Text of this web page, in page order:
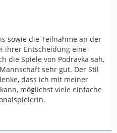
sowie die Teilnahme an der
ihrer Entscheidung eine
die Spiele von Podravka sah,
sehr gut. Der Stil
dass ich mit meiner
möglichst viele einfache